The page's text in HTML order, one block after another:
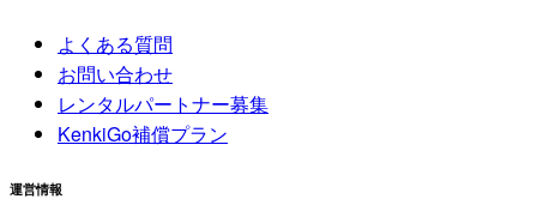
よくある質問
お問い合わせ
レンタルパートナー募集
KenkiGo補償プラン
運営情報